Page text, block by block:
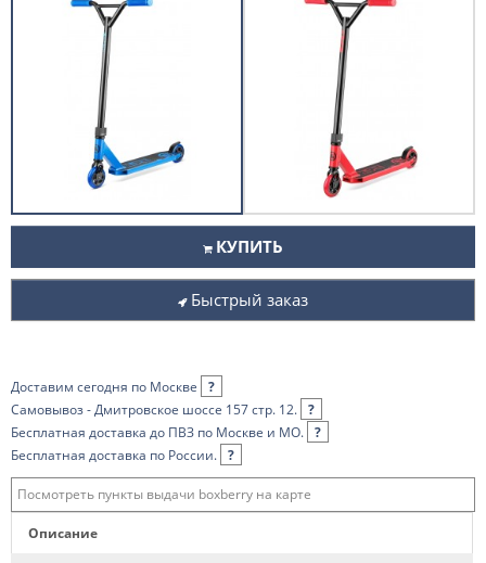
КУПИТЬ
Быстрый заказ
Доставим сегодня по Москве
?
Самовывоз - Дмитровское шоссе 157 стр. 12. ?
Бесплатная доставка до ПВЗ по Москве и МО. ?
Бесплатная доставка по России. ?
Посмотреть пункты выдачи boxberry на карте
Описание